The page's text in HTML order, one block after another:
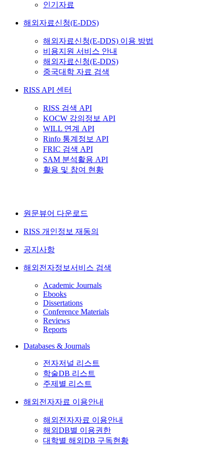
인기자료
해외자료신청(E-DDS)
해외자료신청(E-DDS) 이용 방법
비용지원 서비스 안내
해외자료신청(E-DDS)
중국대학 자료 검색
RISS API 센터
RISS 검색 API
KOCW 강의정보 API
WILL 연계 API
Rinfo 통계정보 API
FRIC 검색 API
SAM 분석활용 API
활용 및 참여 현황
원문뷰어 다운로드
RISS 개인정보 재동의
공지사항
해외전자정보서비스 검색
Academic Journals
Ebooks
Dissertations
Conference Materials
Reviews
Reports
Databases & Journals
전자저널 리스트
학술DB 리스트
주제별 리스트
해외전자자료 이용안내
해외전자자료 이용안내
해외DB별 이용권한
대학별 해외DB 구독현황